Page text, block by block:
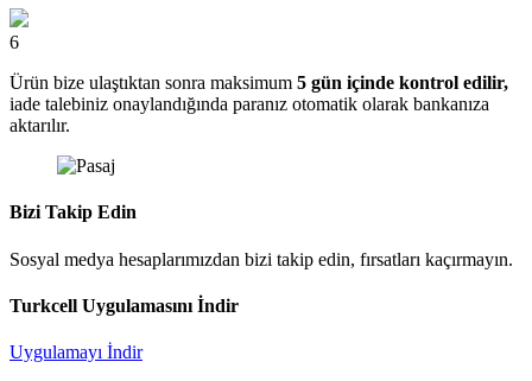
6
Ürün bize ulaştıktan sonra maksimum 5 gün içinde kontrol edilir,
iade talebiniz onaylandığında paranız otomatik olarak bankanıza
aktarılır.
Bizi Takip Edin
Sosyal medya hesaplarımızdan bizi takip edin, fırsatları kaçırmayın.
Turkcell Uygulamasını İndir
Uygulamayı İndir